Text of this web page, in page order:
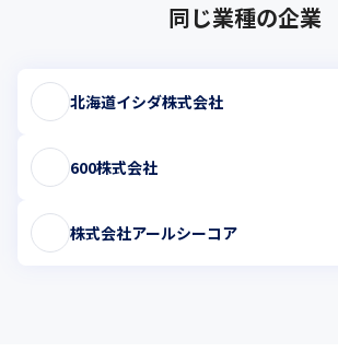
同じ業種の企業
北海道イシダ株式会社
600株式会社
株式会社アールシーコア